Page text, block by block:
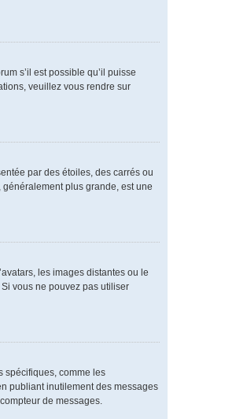
s’il est possible qu’il puisse
veuillez vous rendre sur
par des étoiles, des carrés ou
plus grande, est une
les images distantes ou le
vous ne pouvez pas utiliser
spécifiques, comme les
publiant inutilement des messages
de messages.